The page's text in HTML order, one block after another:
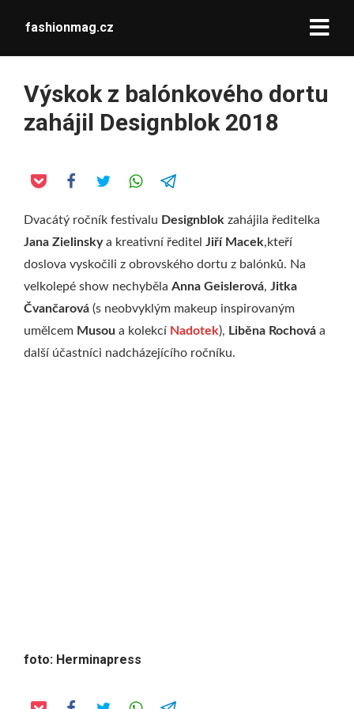
fashionmag.cz
Výskok z balónkového dortu
zahájil Designblok 2018
Dvacátý ročník festivalu Designblok zahájila ředitelka
Jana Zielinskya kreativní ředitel Jiří Macek,kteří
doslova vyskočili z obrovského dortu z balónků. Na
velkolepé show nechyběla Anna Geislerová, Jitka
Čvančarová (s neobvyklým makeup inspirovaným
umělcem Musou a kolekcí Nadotek), Liběna Rochová a
další účastníci nadcházejícího ročníku.
foto: Herminapress